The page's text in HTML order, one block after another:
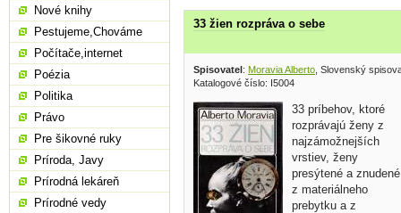
33 žien rozpráva o sebe
Spisovatel: Moravia Alberto , Slovenský
Katalogové číslo: I5004
33 príbehov, ktoré
rozprávajú ženy z
najzámožnejších
vrstiev, ženy
presýtené a znudené
z materiálneho
prebytku a z
Nové knihy
Pestujeme,Chováme
Počítače,internet
Poézia
Politika
Právo
Pre šikovné ruky
Príroda, Javy
Prírodná lekáreň
Prírodné vedy